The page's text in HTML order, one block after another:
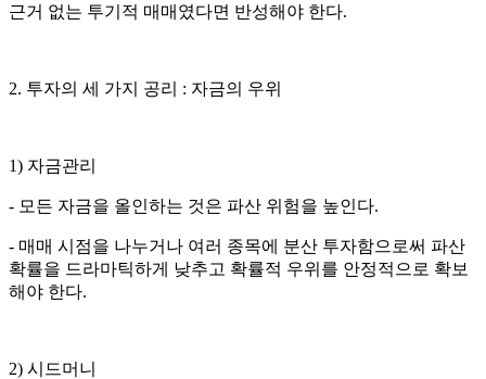
근거 없는 투기적 매매였다면 반성해야 한다.
2. 투자의 세 가지 공리 : 자금의 우위
1) 자금관리
- 모든 자금을 올인하는 것은 파산 위험을 높인다.
- 매매 시점을 나누거나 여러 종목에 분산 투자함으로써 파산
확률을 드라마틱하게 낮추고 확률적 우위를 안정적으로 확보
해야 한다.
2) 시드머니